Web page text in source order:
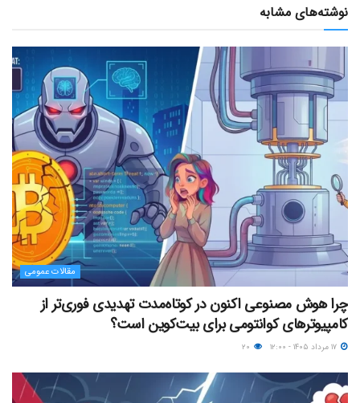
نوشته‌های مشابه
مقالات عمومی
چرا هوش مصنوعی اکنون در کوتاه‌مدت تهدیدی فوری‌تر از
کامپیوترهای کوانتومی برای بیت‌کوین است؟